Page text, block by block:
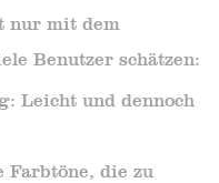
nur mit dem
Benutzer schätzen:
Leicht und dennoch
Farbtöne, die zu